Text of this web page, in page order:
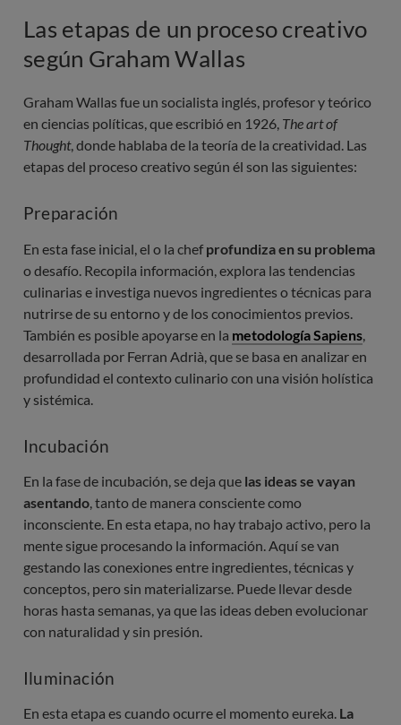
Las etapas de un proceso creativo
según Graham Wallas
Graham Wallas fue un socialista inglés, profesor y teórico
en ciencias políticas, que escribió en 1926, The art of
Thought, donde hablaba de la teoría de la creatividad. Las
etapas del proceso creativo según él son las siguientes:
Preparación
En esta fase inicial, el o la chef profundiza en su problema
o desafío. Recopila información, explora las tendencias
culinarias e investiga nuevos ingredientes o técnicas para
nutrirse de su entorno y de los conocimientos previos.
También es posible apoyarse en la metodología Sapiens
desarrollada por Ferran Adrià, que se basa en analizar en
profundidad el contexto culinario con una visión holística
y sistémica.
Incubación
En la fase de incubación, se deja que las ideas se vayan
asentando, tanto de manera consciente como
inconsciente. En esta etapa, no hay trabajo activo, pero la
mente sigue procesando la información. Aquí se van
gestando las conexiones entre ingredientes, técnicas y
conceptos, pero sin materializarse. Puede llevar desde
horas hasta semanas, ya que las ideas deben evolucionar
con naturalidad y sin presión.
Iluminación
En esta etapa es cuando ocurre el momento eureka. La